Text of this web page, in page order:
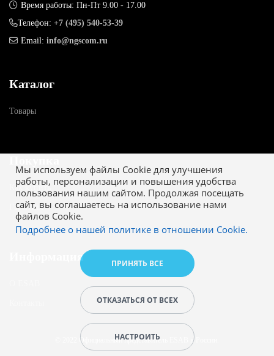
Мы используем файлы Cookie для улучшения
работы, персонализации и повышения удобства
пользования нашим сайтом. Продолжая посещать
сайт, вы соглашаетесь на использование нами
файлов Cookie.
Подробнее о нашей политике в отношении Cookie.
ПРИНЯТЬ ВСЕ
ОТКАЗАТЬСЯ ОТ ВСЕХ
НАСТРОИТЬ
Время работы: Пн-Пт 9.00 - 17.00
Телефон: +7 (495) 540-53-39
Email: info@ngscom.ru
Каталог
Товары
Как купить
Гарантия
Информация
© 2022 Официальный представитель ESAB в России.